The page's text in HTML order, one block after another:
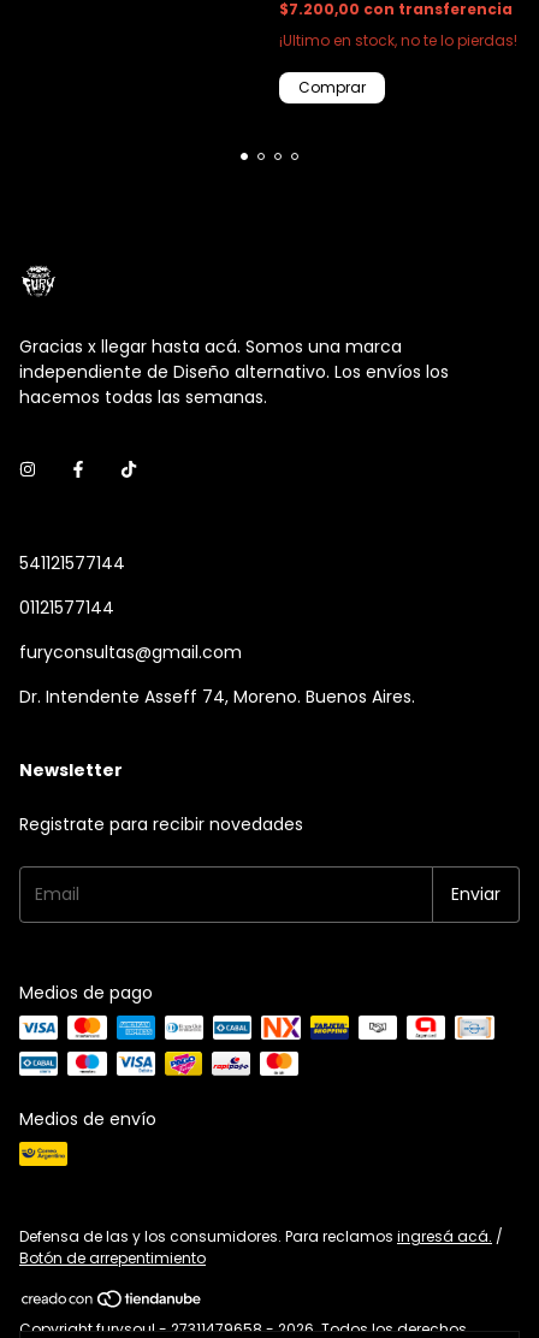
$7.200,00 con transferencia
¡Ultimo en stock, no te lo pierdas!
Comprar
Gracias x llegar hasta acá. Somos una marca
independiente de Diseño alternativo. Los envíos los
hacemos todas las semanas.
541121577144
01121577144
furyconsultas@gmail.com
Dr. Intendente Asseff 74, Moreno. Buenos Aires.
Newsletter
Registrate para recibir novedades
Medios de pago
Medios de envío
Defensa de las y los consumidores. Para reclamos ingresá acá. /
Botón de arrepentimiento
Copyright furysoul - 27311479658 - 2026. Todos los derechos